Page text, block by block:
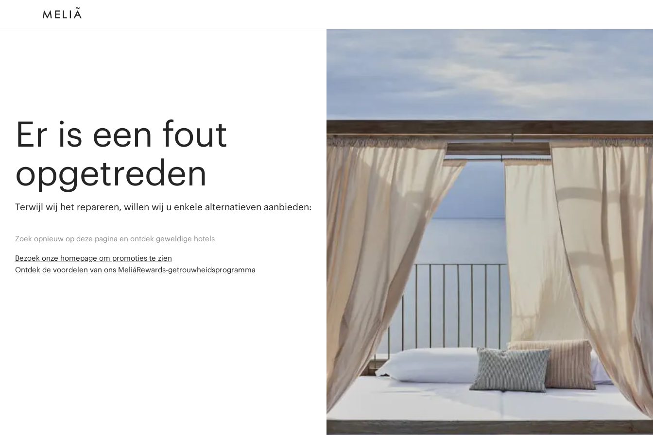
Er is een fout
opgetreden
Terwijl wij het repareren, willen wij u enkele alternatieven aanbieden:
Zoek opnieuw op deze pagina en ontdek geweldige hotels
Bezoek onze homepage om promoties te zien
Ontdek de voordelen van ons MeliáRewards-getrouwheidsprogramma